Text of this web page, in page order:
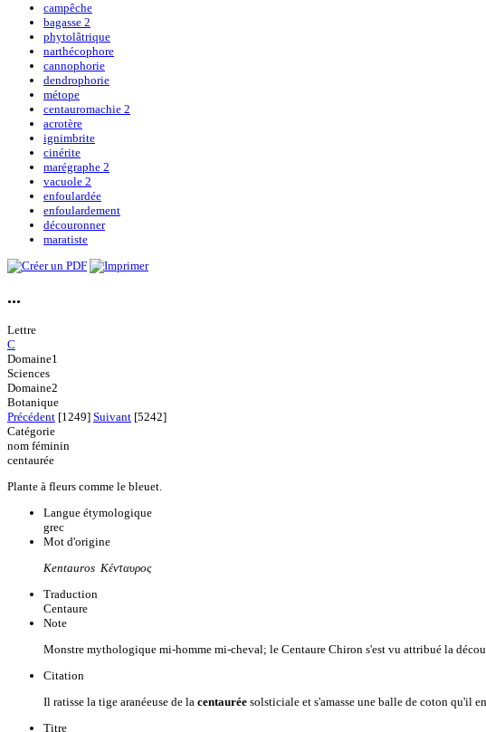
campêche
bagasse 2
phytolâtrique
narthécophore
cannophorie
dendrophorie
métope
centauromachie 2
acrotère
ignimbrite
cinérite
marégraphe 2
vacuole 2
enfoulardée
enfoulardement
découronner
maratiste
...
Lettre
C
Domaine1
Sciences
Domaine2
Botanique
Précédent [1249] Suivant [5242]
Catégorie
nom féminin
centaurée
Plante à fleurs comme le bleuet.
Langue étymologique
grec
Mot d'origine
Kentauros Κένταυρος
Traduction
Centaure
Note
Monstre mythologique mi-homme mi-cheval; le Centaure Chiron s'est vu attribué la
Citation
Il ratisse la tige aranéeuse de la centaurée solsticiale et s'amasse une balle de coton qu'il
Titre